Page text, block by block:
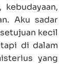
Aku sadar
kecil
di dalam
yang